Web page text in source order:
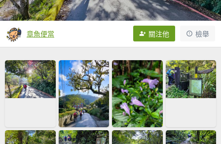
章魚便當 關注他 檢舉